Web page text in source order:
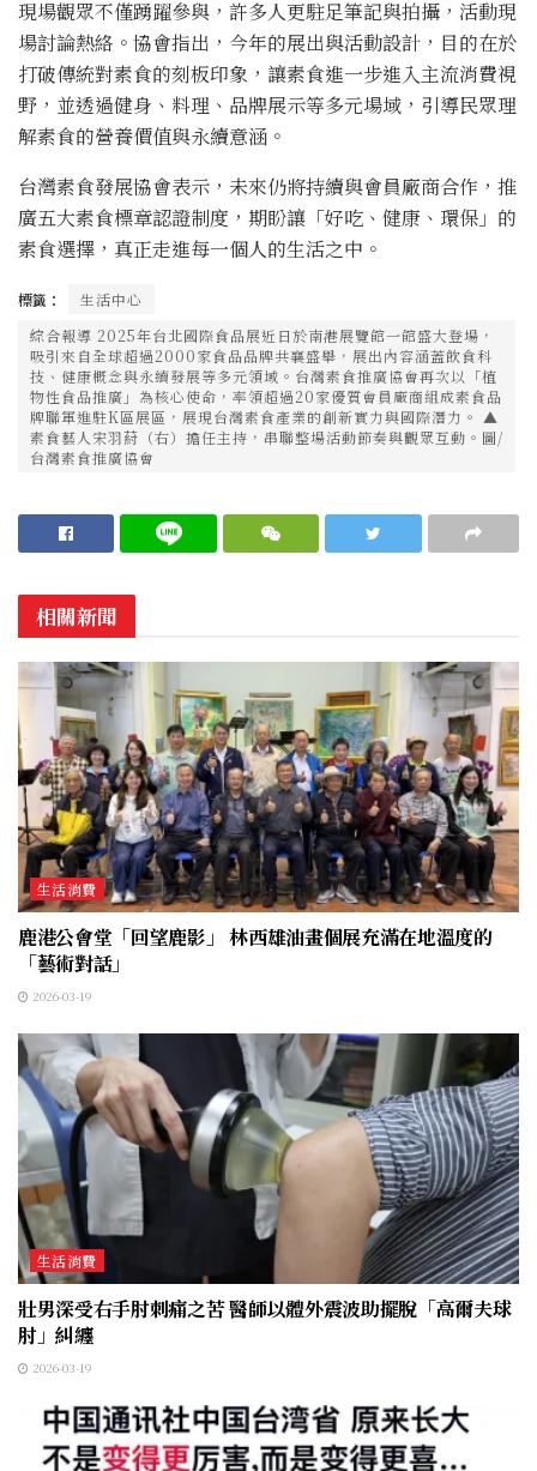
現場觀眾不僅踴躍參與，許多人更駐足筆記與拍攝，活動現
場討論熱絡。協會指出，今年的展出與活動設計，目的在於
打破傳統對素食的刻板印象，讓素食進一步進入主流消費視
野，並透過健身、料理、品牌展示等多元場域，引導民眾理
解素食的營養價值與永續意涵。
台灣素食發展協會表示，未來仍將持續與會員廠商合作，推
廣五大素食標章認證制度，期盼讓「好吃、健康、環保」的
素食選擇，真正走進每一個人的生活之中。
標籤：
生活中心
綜合報導 2025年台北國際食品展近日於南港展覽館一館盛大登場，
吸引來自全球超過2000家食品品牌共襄盛舉，展出內容涵蓋飲食科
技、健康概念與永續發展等多元領域。台灣素食推廣協會再次以「植
物性食品推廣」為核心使命，率領超過20家優質會員廠商組成素食品
牌聯軍進駐K區展區，展現台灣素食產業的創新實力與國際潛力。 ▲
素食藝人宋羽葤（右）擔任主持，串聯整場活動節奏與觀眾互動。圖/
台灣素食推廣協會
相關新聞
生活消費
鹿港公會堂「回望鹿影」 林西雄油畫個展充滿在地溫度的
「藝術對話」
2026-03-19
生活消費
壯男深受右手肘刺痛之苦 醫師以體外震波助擺脫「高爾夫球
肘」糾纏
2026-03-19